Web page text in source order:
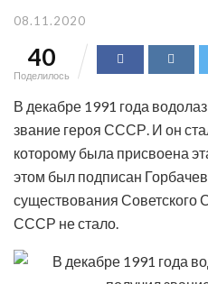
08.11.2020
40
Поделилось
В декабре 1991 года
звание героя СССР. И он
которому была присвоена
этом был подписан
существования Советского
СССР не стало.